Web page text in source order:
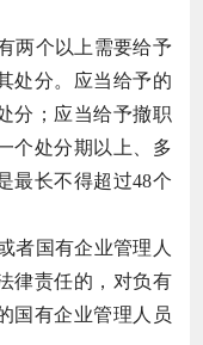
两个以上需要给予
处分。应当给予的
分；应当给予撤职
个处分期以上、多
最长不得超过48个
者国有企业管理人
律责任的，对负有
国有企业管理人员